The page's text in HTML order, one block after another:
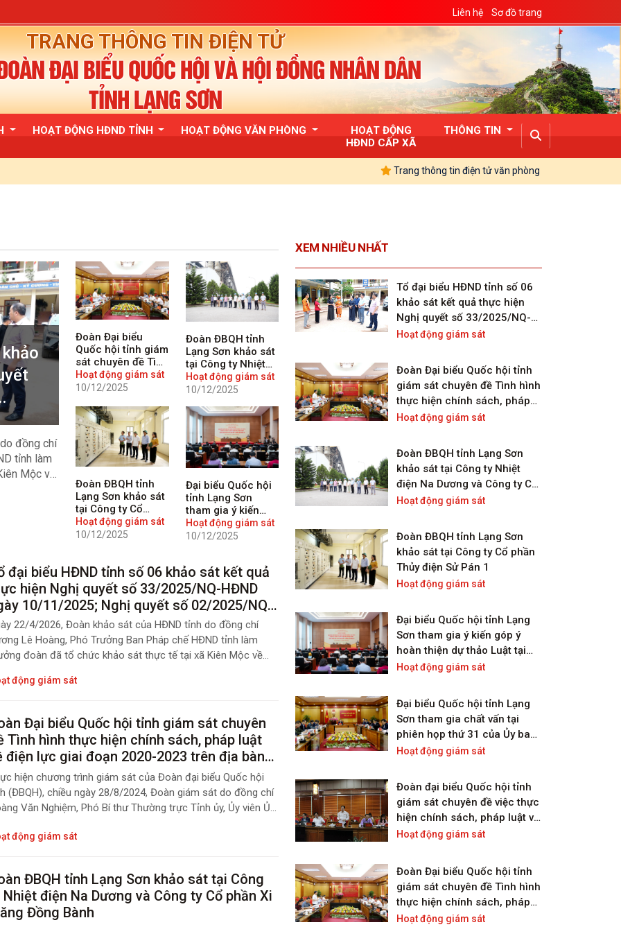
Liên hệ Sơ đồ trang
TRANG THÔNG TIN ĐIỆN TỬ
ĐẠI BIỂU QUỐC HỘI VÀ HỘI ĐỒNG NHÂN DÂN
TỈNH LẠNG SƠN
HOẠT ĐỘNG HĐND TỈNH HOẠT ĐỘNG VĂN PHÒNG
HOẠT ĐỘNG
HĐND CẤP XÃ
THÔNG TIN
Trang thông tin điện tử văn phòng đoàn Đại biểu Quốc hội
đồng chí
tỉnh làm
Mộc về
Đoàn Đại biểu
Quốc hội tỉnh giám
sát chuyên đề Tình
hình thực hiện
chính sách, pháp
giai đoạn 2020-
2023 trên địa bàn
tỉnh Lạng Sơn
Hoạt động giám sát
10/12/2025
Đoàn ĐBQH tỉnh
Lạng Sơn khảo sát
tại Công ty Nhiệt
điện Na Dương và
Công ty Cổ phần Xi
Hoạt động giám sát
10/12/2025
Đoàn ĐBQH tỉnh
Lạng Sơn khảo sát
tại Công ty Cổ
phần Thủy điện Sử
Pán 1
Hoạt động giám sát
10/12/2025
Đại biểu Quốc hội
tỉnh Lạng Sơn
tham gia ý kiến
góp ý hoàn thiện
dự thảo Luật tại
trách lần thứ 5
Hoạt động giám sát
10/12/2025
đại biểu HĐND tỉnh số 06 khảo sát kết quả
hiện Nghị quyết số 33/2025/NQ-HĐND
10/11/2025; Nghị quyết số 02/2025/NQ-
ngày 10/12/2025 của HĐND tỉnh trên
bàn xã Kiên Mộc
22/4/2026, Đoàn khảo sát của HĐND tỉnh do đồng chí
Lê Hoàng, Phó Trưởng Ban Pháp chế HĐND tỉnh làm
đoàn đã tổ chức khảo sát thực tế tại xã Kiên Mộc về
quyết số 02/2025/NQ-HĐND ngày 10/12/2025 của HĐND
trục xã, hoạt động cửa khẩu phụ Bản Chắt và hạ tầng
tin tại các thôn lõm sóng trên địa bàn.
động giám sát
Đại biểu Quốc hội tỉnh giám sát chuyên
Tình hình thực hiện chính sách, pháp luật
điện lực giai đoạn 2020-2023 trên địa bàn
Lạng Sơn
hiện chương trình giám sát của Đoàn đại biểu Quốc hội
(ĐBQH), chiều ngày 28/8/2024, Đoàn giám sát do đồng chí
Văn Nghiệm, Phó Bí thư Thường trực Tỉnh ủy, Ủy viên Ủy
giám sát, đã chủ trì giám sát trực tiếp đối với Ủy ban nhân
Việt Nam tỉn
động giám sát
ĐBQH tỉnh Lạng Sơn khảo sát tại Công
điện Na Dương và Công ty Cổ phần Xi
Đồng Bành
XEM NHIỀU NHẤT
Tổ đại biểu HĐND tỉnh số 06
khảo sát kết quả thực hiện
Nghị quyết số 33/2025/NQ-
HĐND ngày 10/11/2025; Nghị
ngày 10/12/2025 của HĐND
tỉnh trên địa bàn xã Kiên Mộc
Hoạt động giám sát
Đoàn Đại biểu Quốc hội tỉnh
giám sát chuyên đề Tình hình
thực hiện chính sách, pháp
luật về điện lực giai đoạn
Lạng Sơn
Hoạt động giám sát
Đoàn ĐBQH tỉnh Lạng Sơn
khảo sát tại Công ty Nhiệt
điện Na Dương và Công ty Cổ
phần Xi măng Đồng Bành
Hoạt động giám sát
Đoàn ĐBQH tỉnh Lạng Sơn
khảo sát tại Công ty Cổ phần
Thủy điện Sử Pán 1
Hoạt động giám sát
Đại biểu Quốc hội tỉnh Lạng
Sơn tham gia ý kiến góp ý
hoàn thiện dự thảo Luật tại
Hội nghị đại biểu Quốc hội
Hoạt động giám sát
Đại biểu Quốc hội tỉnh Lạng
Sơn tham gia chất vấn tại
phiên họp thứ 31 của Ủy ban
Thường vụ Quốc hội
Hoạt động giám sát
Đoàn đại biểu Quốc hội tỉnh
giám sát chuyên đề việc thực
hiện chính sách, pháp luật về
đổi mới hệ thống tổ chức và
hiệu quả hoạt động của các
đơn vị sự nghiệp công lập
giai đoạn 2018 – 2023 trên
địa bàn tỉnh
Hoạt động giám sát
Đoàn Đại biểu Quốc hội tỉnh
giám sát chuyên đề Tình hình
thực hiện chính sách, pháp
luật về điện lực giai đoạn
Hoạt động giám sát